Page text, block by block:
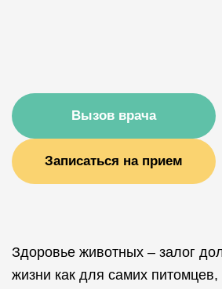
Вызов врача
Записаться на прием
Здоровье животных – залог
жизни как для самих питомцев,